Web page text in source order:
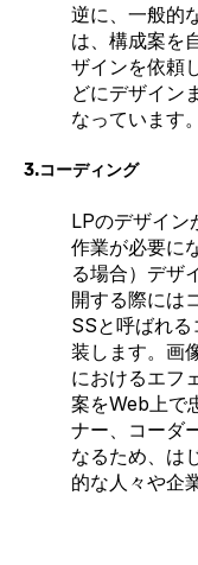
逆に、一般的
は、構成案を
ザインを依頼
どにデザイン
なっています。
3.コーディング
LPのデザイン
作業が必要に
る場合）デザ
開する際には
SSと呼ばれ
装します。画
におけるエフ
案をWeb上で
ナー、コーダ
なるため、は
的な人々や企